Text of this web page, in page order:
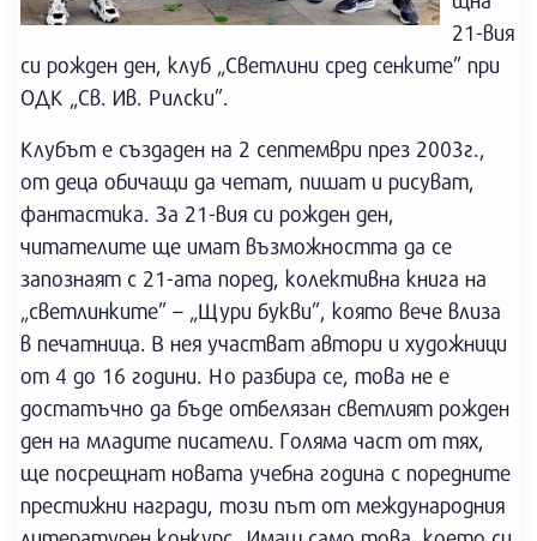
21-вия
си рожден ден, клуб „Светлини сред сенките” при
ОДК „Св. Ив. Рилски”.
Клубът е създаден на 2 септември през 2003г.,
от деца обичащи да четат, пишат и рисуват,
фантастика. За 21-вия си рожден ден,
читателите ще имат възможността да се
запознаят с 21-ата поред, колективна книга на
„светлинките” – „Щури букви”, която вече влиза
в печатница. В нея участват автори и художници
от 4 до 16 години. Но разбира се, това не е
достатъчно да бъде отбелязан светлият рожден
ден на младите писатели. Голяма част от тях,
ще посрещнат новата учебна година с поредните
престижни награди, този път от международния